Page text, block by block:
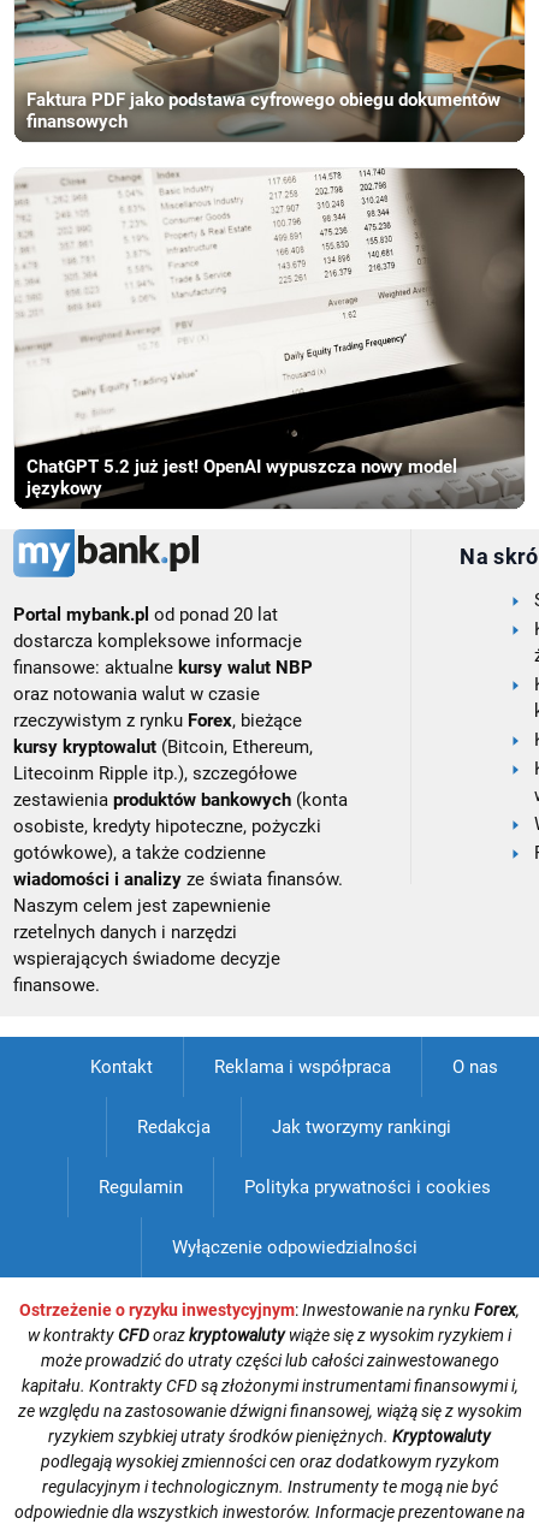
Faktura PDF jako podstawa cyfrowego obiegu dokumentów
finansowych
ChatGPT 5.2 już jest! OpenAI wypuszcza nowy model
językowy
Portal mybank.pl od ponad 20 lat
dostarcza kompleksowe informacje
finansowe: aktualne kursy walut NBP
oraz notowania walut w czasie
rzeczywistym z rynku Forex, bieżące
kursy kryptowalut (Bitcoin, Ethereum,
Litecoinm Ripple itp.), szczegółowe
zestawieniaproduktów bankowych (konta
osobiste, kredyty hipoteczne, pożyczki
gotówkowe), a także codzienne
wiadomości i analizy ze świata finansów.
Naszym celem jest zapewnienie
rzetelnych danych i narzędzi
wspierających świadome decyzje
finansowe.
Na
Kontakt Reklama i współpraca O nas
Redakcja Jak tworzymy rankingi
Regulamin Polityka prywatności i cookies
Wyłączenie odpowiedzialności
Ostrzeżenie o ryzyku inwestycyjnym:Inwestowanie na rynkuForex,
w kontraktyCFDorazkryptowalutywiąże się z wysokim ryzykiem i
może prowadzić do utraty części lub całości zainwestowanego
kapitału. Kontrakty CFD są złożonymi instrumentami finansowymi i,
ze względu na zastosowanie dźwigni finansowej, wiążą się z wysokim
ryzykiem szybkiej utraty środków pieniężnych. Kryptowaluty
podlegają wysokiej zmienności cen oraz dodatkowym ryzykom
regulacyjnym i technologicznym. Instrumenty te mogą nie być
odpowiednie dla wszystkich inwestorów. Informacje prezentowane na